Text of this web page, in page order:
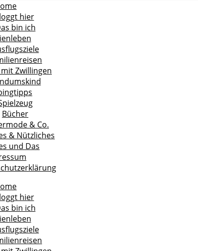
hier
bin ich
Zwillingen
Bücher
& Co.
& Nützliches
und Das
hier
bin ich